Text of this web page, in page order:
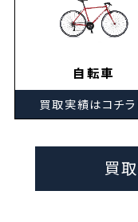
自転車
買取実績はコチラ
買